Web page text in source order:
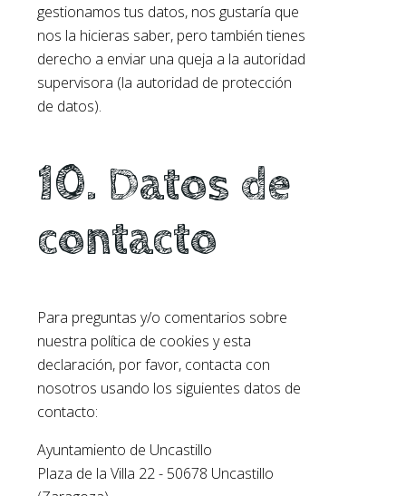
gestionamos tus datos, nos gustaría que
nos la hicieras saber, pero también tienes
derecho a enviar una queja a la autoridad
supervisora (la autoridad de protección
de datos).
10. Datos de
contacto
Para preguntas y/o comentarios sobre
nuestra política de cookies y esta
declaración, por favor, contacta con
nosotros usando los siguientes datos de
contacto:
Ayuntamiento de Uncastillo
Plaza de la Villa 22 - 50678 Uncastillo